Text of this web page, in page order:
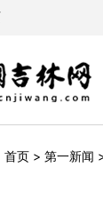
首页 > 第一新闻